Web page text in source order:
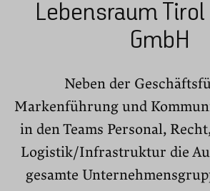
Lebensraum
GmbH
Neben der
Markenführung und
in den Teams Personal,
Logistik/Infrastruktur die
gesamte